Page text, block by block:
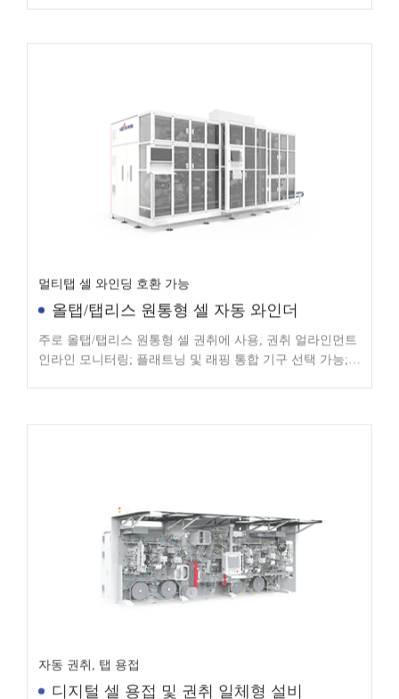
올탭/탭리스 원통형 셀 자동 와인더
주로 올탭/탭리스 원통형 셀 권취에 사용, 권취 얼라인먼트
인라인 모니터링; 플래트닝 및 래핑 통합 기구 선택 가능;
멀티탭 셀 권취 호환 가능(탭 폴딩 및 평탄화 기구 포함)
디지털 셀 용접 및 권취 일체형 설비
이 설비는 각형 리튬 셀을 생산하는 전자동 와인더로 탭 용